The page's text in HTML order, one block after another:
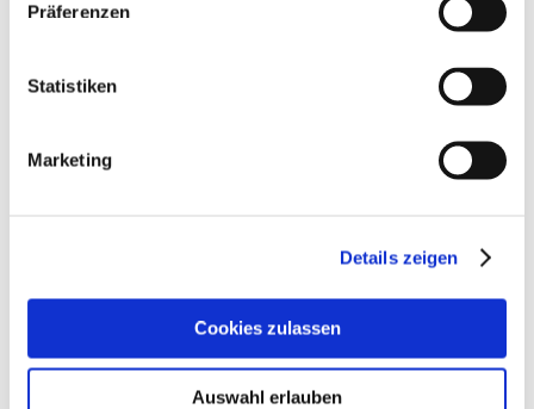
Präferenzen
Statistiken
Marketing
Details zeigen
Cookies zulassen
Auswahl erlauben